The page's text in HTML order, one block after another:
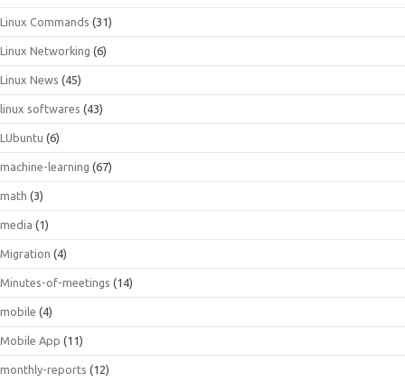
Linux Commands (31)
Linux Networking (6)
Linux News (45)
linux softwares (43)
LUbuntu (6)
machine-learning (67)
math (3)
media (1)
Migration (4)
Minutes-of-meetings (14)
mobile (4)
Mobile App (11)
monthly-reports (12)